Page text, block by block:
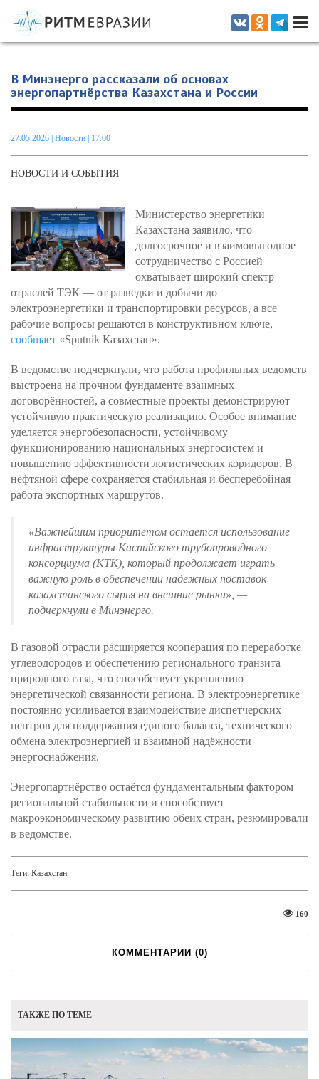
Информационно-аналитическое издание, посвященное актуальным
проблемам интеграции на постсоветском пространстве
В Минэнерго рассказали об основах
энергопартнёрства Казахстана и России
27.05.2026 Новости | 17.00
НОВОСТИ И СОБЫТИЯ
Министерство энергетики
Казахстана заявило, что
долгосрочное и взаимовыгодное
сотрудничество с Россией
охватывает широкий спектр
отраслей ТЭК — от разведки и добычи до
электроэнергетики и транспортировки ресурсов, а все
рабочие вопросы решаются в конструктивном ключе,
сообщает «Sputnik Казахстан».
В ведомстве подчеркнули, что работа профильных ведомств
выстроена на прочном фундаменте взаимных
договорённостей, а совместные проекты демонстрируют
устойчивую практическую реализацию. Особое внимание
уделяется энергобезопасности, устойчивому
функционированию национальных энергосистем и
повышению эффективности логистических коридоров. В
нефтяной сфере сохраняется стабильная и бесперебойная
работа экспортных маршрутов.
«Важнейшим приоритетом остается использование
инфраструктуры Каспийского трубопроводного
консорциума (КТК), который продолжает играть
важную роль в обеспечении надежных поставок
казахстанского сырья на внешние рынки» , —
подчеркнули в Минэнерго.
В газовой отрасли расширяется кооперация по переработке
углеводородов и обеспечению регионального транзита
природного газа, что способствует укреплению
энергетической связанности региона. В электроэнергетике
постоянно усиливается взаимодействие диспетчерских
центров для поддержания единого баланса, технического
обмена электроэнергией и взаимной надёжности
энергоснабжения.
Энергопартнёрство остаётся фундаментальным фактором
региональной стабильности и способствует
макроэкономическому развитию обеих стран, резюмировали
в ведомстве.
Теги: Казахстан
160
КОММЕНТАРИИ (0)
ТАКЖЕ ПО ТЕМЕ